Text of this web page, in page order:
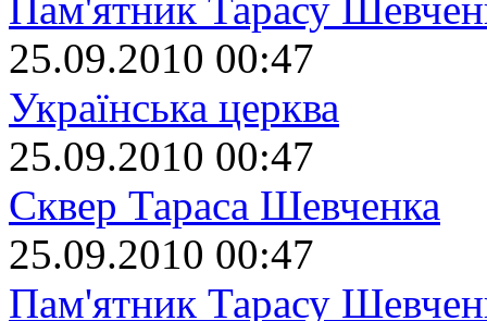
25.09.2010 00:47
Українська церква
25.09.2010 00:47
Сквер Тараса Шевченка
25.09.2010 00:47
Пам'ятник Тарасу